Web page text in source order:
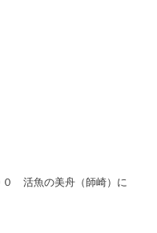
０ 活魚の美舟（師崎）に